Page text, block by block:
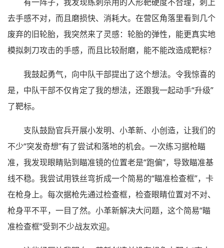
去手感不对，而且磨损快、消耗大。在营区角落里看到几个
废弃的旧轮胎，我突然来了灵感：轮胎的弹性，能更真实地
模拟刺刀攻击的手感，而且比较耐磨，能不能改造成靶标？
我鼓起勇气，向中队干部提出了这个想法。令我惊喜的
是，中队干部不仅肯定了我的想法，还跟我一起动手“升级”
了靶标。
支队鼓励官兵开展小发明、小革新、小创造，让我们的
不少“突发奇想”有了尝试和落地的机会。一次练习据枪瞄
准，我发现眼睛贴到瞄准镜的位置老是“跑偏”，导致瞄准基
线不稳。我尝试用铁丝弯折成一个简易的“瞄准检查框”，卡
在枪身上。每次据枪先通过检查框，检查眼睛位置对不对、
枪身平不平，一目了然。小革新解决大问题，这个简易“瞄
准检查框”受到不少战友欢迎。